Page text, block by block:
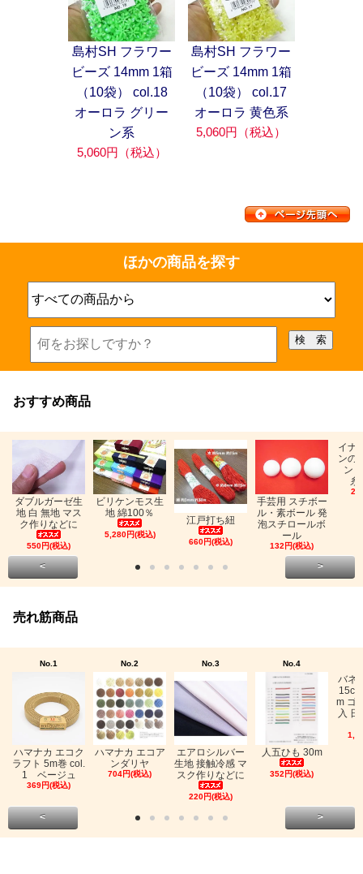
島村SH フラワー
ビーズ 14mm 1箱
（10袋） col.18
オーロラ グリー
ン系
5,060円（税込）
島村SH フラワー
ビーズ 14mm 1箱
（10袋） col.17
オーロラ 黄色系
5,060円（税込）
ほかの商品を探す
おすすめ商品
ダブルガーゼ生
地 白 無地 マス
ク作りなどに
550円(税込)
ビリケンモス生
地 綿100％
5,280円(税込)
江戸打ち紐
660円(税込)
手芸用 スチボー
ル・素ボール 発
泡スチロールボ
ール
132円(税込)
イナ
ンの
ン
糸
< >
売れ筋商品
No.1
ハマナカ エコク
ラフト 5m巻 col.
1 ベージュ
369円(税込)
No.2
ハマナカ エコア
ンダリヤ
704円(税込)
No.3
エアロシルバー
生地 接触冷感 マ
スク作りなどに
220円(税込)
No.4
人五ひも 30m
352円(税込)
バネ
m ゴ
入
< >